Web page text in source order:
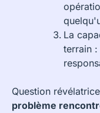
La
terrain
Question
problème